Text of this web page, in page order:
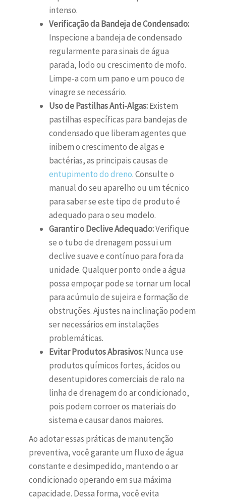
intenso.
Verificação da Bandeja de Condensado:
Inspecione a bandeja de condensado
regularmente para sinais de água
parada, lodo ou crescimento de mofo.
Limpe-a com um pano e um pouco de
vinagre se necessário.
Uso de Pastilhas Anti-Algas:Existem
pastilhas específicas para bandejas de
condensado que liberam agentes que
inibem o crescimento de algas e
bactérias, as principais causas de
entupimento do dreno. Consulte o
manual do seu aparelho ou um técnico
para saber se este tipo de produto é
adequado para o seu modelo.
Garantir o Declive Adequado:Verifique
se o tubo de drenagem possui um
declive suave e contínuo para fora da
unidade. Qualquer ponto onde a água
possa empoçar pode se tornar um local
para acúmulo de sujeira e formação de
obstruções. Ajustes na inclinação podem
ser necessários em instalações
problemáticas.
Evitar Produtos Abrasivos:Nunca use
produtos químicos fortes, ácidos ou
desentupidores comerciais de ralo na
linha de drenagem do ar condicionado,
pois podem corroer os materiais do
sistema e causar danos maiores.
Ao adotar essas práticas de manutenção
preventiva, você garante um fluxo de água
constante e desimpedido, mantendo o ar
condicionado operando em sua máxima
capacidade. Dessa forma, você evita